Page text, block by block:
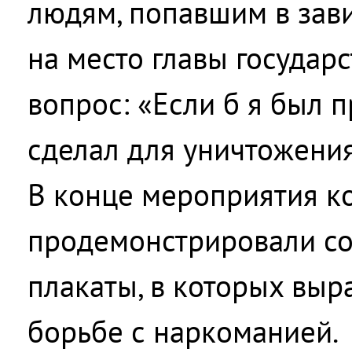
людям, попавшим в
на место главы
вопрос: «Если б я был
сделал для
В конце мероприятия
продемонстрировали
плакаты, в которых
борьбе с наркоманией.